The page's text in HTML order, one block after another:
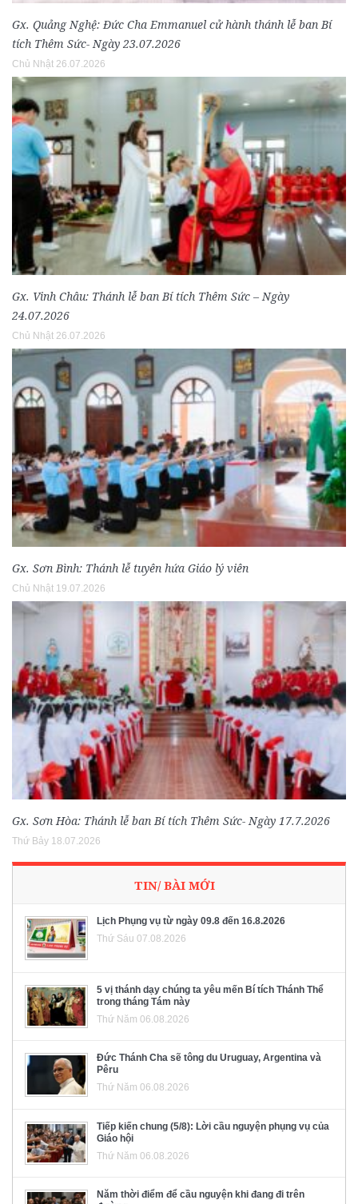
Gx. Quảng Nghệ: Đức Cha Emmanuel cử hành thánh lễ ban Bí
tích Thêm Sức- Ngày 23.07.2026
Chủ Nhật 26.07.2026
Gx. Vinh Châu: Thánh lễ ban Bí tích Thêm Sức – Ngày
24.07.2026
Chủ Nhật 26.07.2026
Gx. Sơn Bình: Thánh lễ tuyên hứa Giáo lý viên
Chủ Nhật 19.07.2026
Gx. Sơn Hòa: Thánh lễ ban Bí tích Thêm Sức- Ngày 17.7.2026
Thứ Bảy 18.07.2026
TIN/ BÀI MỚI
Lịch Phụng vụ từ ngày 09.8 đến 16.8.2026
Thứ Sáu 07.08.2026
5 vị thánh dạy chúng ta yêu mến Bí tích Thánh Thể
trong tháng Tám này
Thứ Năm 06.08.2026
Đức Thánh Cha sẽ tông du Uruguay, Argentina và
Pêru
Thứ Năm 06.08.2026
Tiếp kiến chung (5/8): Lời cầu nguyện phụng vụ của
Giáo hội
Thứ Năm 06.08.2026
Năm thời điểm để cầu nguyện khi đang đi trên